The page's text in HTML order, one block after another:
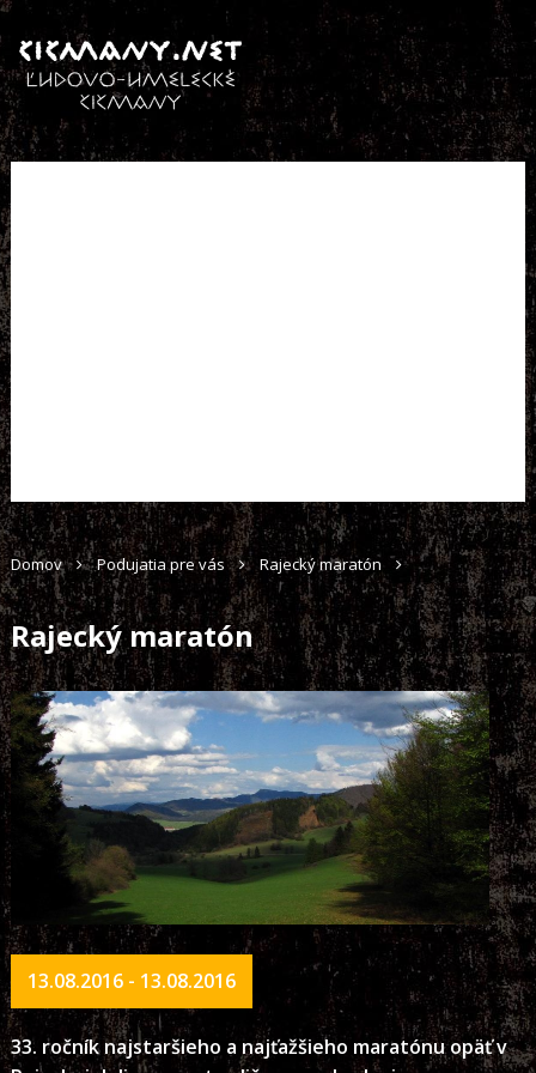
Domov Podujatia pre vás Rajecký maratón
Rajecký maratón
13.08.2016 - 13.08.2016
33. ročník najstaršieho a najťažšieho maratónu opäť v